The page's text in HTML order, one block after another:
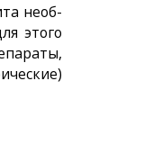
необ­
этого